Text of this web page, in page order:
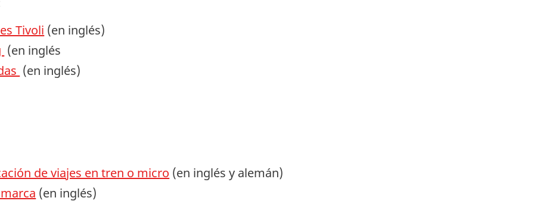
Tivoli (en inglés)
(en inglés
(en inglés)
de viajes en tren o micro (en inglés y alemán)
(en inglés)